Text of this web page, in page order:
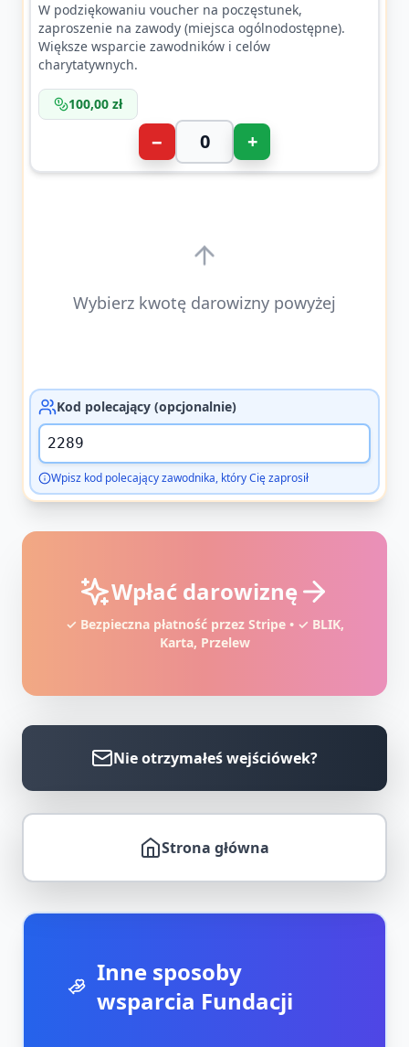
W podziękowaniu voucher na poczęstunek,
zaproszenie na zawody (miejsca ogólnodostępne).
Większe wsparcie zawodników i celów
charytatywnych.
100,00 zł
− +
Wybierz kwotę darowizny powyżej
Kod polecający (opcjonalnie)
Wpisz kod polecający zawodnika, który Cię zaprosił
Wpłać darowiznę
✓ Bezpieczna płatność przez Stripe • ✓ BLIK,
Karta, Przelew
Nie otrzymałeś wejściówek?
Strona główna
Inne sposoby
wsparcia Fundacji